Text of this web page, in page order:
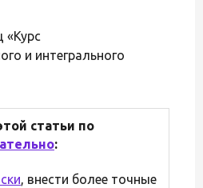
«Курс
и интегрального
статьи по
:
, внести более точные